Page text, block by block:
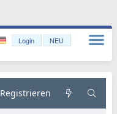
Login NEU
Registrieren